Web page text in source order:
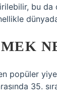
bu
popüler
35.